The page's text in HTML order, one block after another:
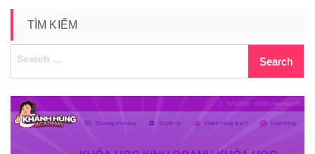
TÌM KIẾM
Search